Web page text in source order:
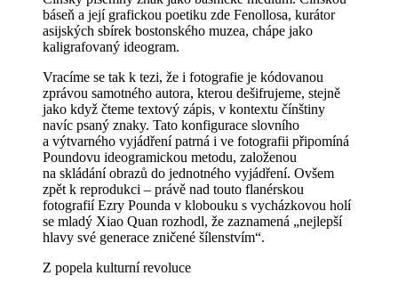
báseň a její grafickou poetiku zde Fenollosa, kurátor
asijských sbírek bostonského muzea, chápe jako
kaligrafovaný ideogram.
Vracíme se tak k tezi, že i fotografie je kódovanou
zprávou samotného autora, kterou dešifrujeme, stejně
jako když čteme textový zápis, v kontextu čínštiny
navíc psaný znaky. Tato konfigurace slovního
a výtvarného vyjádření patrná i ve fotografii připomíná
Poundovu ideogramickou metodu, založenou
na skládání obrazů do jednotného vyjádření. Ovšem
zpět k reprodukci – právě nad touto flanérskou
fotografií Ezry Pounda v klobouku s vycházkovou holí
se mladý Xiao Quan rozhodl, že zaznamená „nejlepší
hlavy své generace zničené šílenstvím“.
Z popela kulturní revoluce